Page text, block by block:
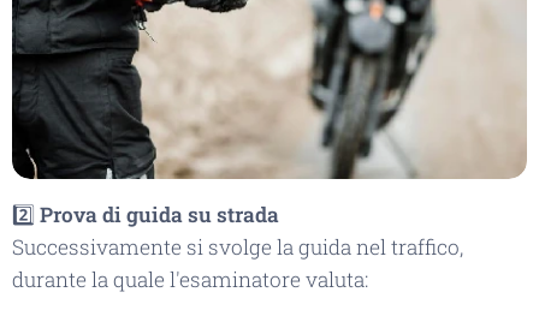
2️⃣ Prova di guida su strada
Successivamente si svolge la guida nel traffico,
durante la quale l'esaminatore valuta: